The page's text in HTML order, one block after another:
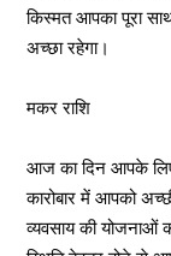
किस्मत आपका पूरा
अच्छा रहेगा।
मकर राशि
आज का दिन आपके लिए
कारोबार में आपको
व्यवसाय की योजनाओं